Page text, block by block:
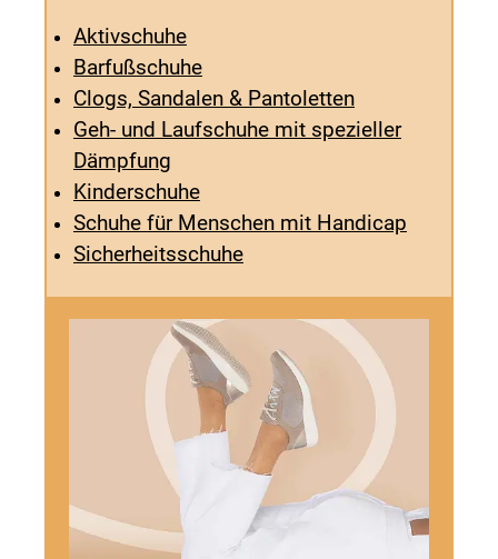
Aktivschuhe
Barfußschuhe
Clogs, Sandalen & Pantoletten
Geh- und Laufschuhe mit spezieller
Dämpfung
Kinderschuhe
Schuhe für Menschen mit Handicap
Sicherheitsschuhe